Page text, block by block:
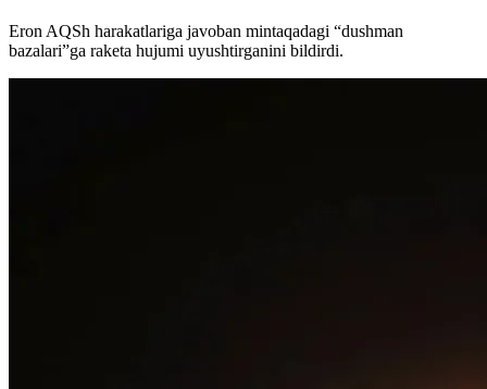
Eron AQSh harakatlariga javoban mintaqadagi “dushman
bazalari”ga raketa hujumi uyushtirganini bildirdi.